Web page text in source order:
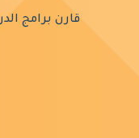
قارن برامج